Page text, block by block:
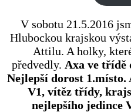
V sobotu 21.5.2016
Hlubockou krajskou
Attilu. A holky,
předvedly. Axa ve třídě
Nejlepší dorost
V1, vítěz třídy,
nejlepšího jedince